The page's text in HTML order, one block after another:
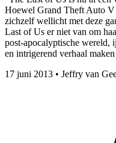
Hoewel Grand Theft Auto V
zichzelf wellicht met deze
Last of Us er niet van om
post-apocalyptische wereld,
en intrigerend verhaal
17 juni 2013 • Jeffry van